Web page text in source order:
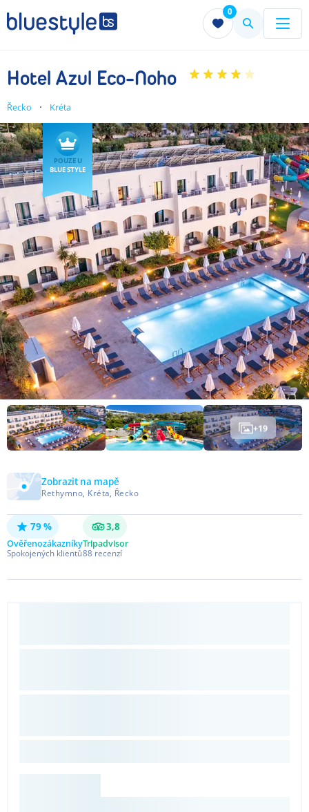
0
Menu Menu
Hotel Azul Eco-Noho
Řecko Kréta
POUZE U
BLUE STYLE
+19
Zobrazit na mapě
Rethymno, Kréta, Řecko
79 %
Ověřenozákazníky
Spokojených klientů
3,8
Tripadvisor
88 recenzí